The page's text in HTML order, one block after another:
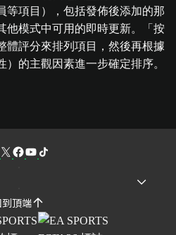
等項目），包括發佈後添加的那
他模式中可用的即時更新。「按
體評分來排列項目，然後再根據
的主觀因素進一步確定排序。
頂端